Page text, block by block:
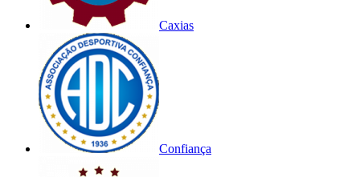
Caxias
Confiança